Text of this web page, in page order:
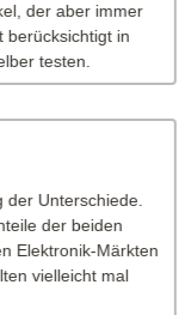
der aber immer
berücksichtigt in
testen.
der Unterschiede.
der beiden
Elektronik-Märkten
vielleicht mal